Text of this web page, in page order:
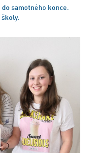
samotného konce.